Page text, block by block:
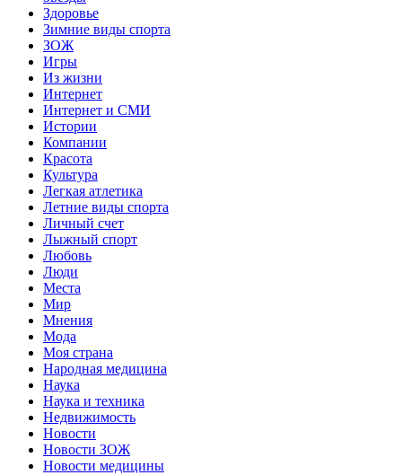
Здоровье
Зимние виды спорта
ЗОЖ
Игры
Из жизни
Интернет
Интернет и СМИ
Истории
Компании
Красота
Культура
Легкая атлетика
Летние виды спорта
Личный счет
Лыжный спорт
Любовь
Люди
Места
Мир
Мнения
Мода
Моя страна
Народная медицина
Наука
Наука и техника
Недвижимость
Новости
Новости ЗОЖ
Новости медицины